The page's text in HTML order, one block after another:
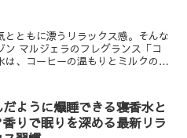
ともに漂うリラックス感。そんな
マルジェラのフレグランス「コ
、コーヒーの温もりとミルクのま
ように爆睡できる寝香水と
香りで眠りを深める最新リラ